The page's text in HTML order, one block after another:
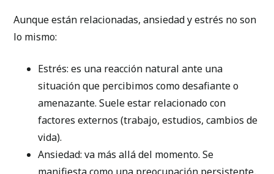
Aunque están relacionadas, ansiedad y estrés no son
lo mismo:
Estrés: es una reacción natural ante una
situación que percibimos como desafiante o
amenazante. Suele estar relacionado con
factores externos (trabajo, estudios, cambios de
vida).
Ansiedad: va más allá del momento. Se